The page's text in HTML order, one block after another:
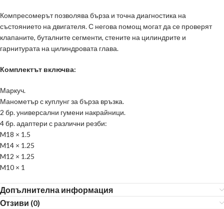
Компресомерът позволява бърза и точна диагностика на
състоянието на двигателя. С негова помощ могат да се проверят
клапаните, буталните сегменти, стените на цилиндрите и
гарнитурата на цилиндровата глава.
Комплектът включва:
Маркуч.
Манометър с куплунг за бърза връзка.
2 бр. универсални гумени накрайници.
4 бр. адаптери с различни резби:
M18 × 1.5
M14 × 1.25
M12 × 1.25
M10 × 1
Допълнителна информация
Отзиви (0)